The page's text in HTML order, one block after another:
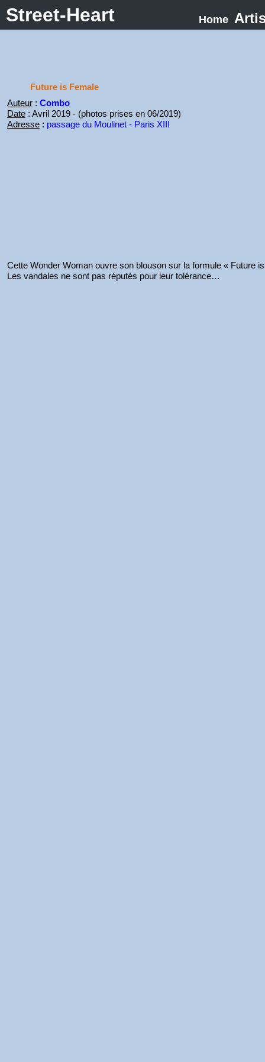
Street-Heart Home
Future is Female
Auteur: Combo
Date: Avril 2019 - (photos prises en 06/2019)
Adresse: passage du Moulinet - Paris XIII
Cette Wonder Woman ouvre son blouson sur la formule « Future
Les vandales ne sont pas réputés pour leur tolérance…